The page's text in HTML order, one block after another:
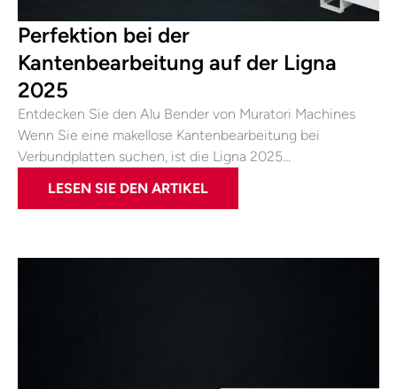
Perfektion bei der
Kantenbearbeitung auf der Ligna
2025
Entdecken Sie den Alu Bender von Muratori Machines
Wenn Sie eine makellose Kantenbearbeitung bei
Verbundplatten suchen, ist die Ligna 2025…
LESEN SIE DEN ARTIKEL